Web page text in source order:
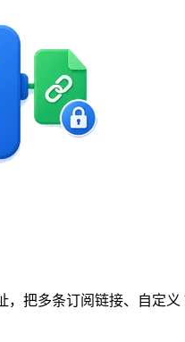
，把多条订阅链接、自定